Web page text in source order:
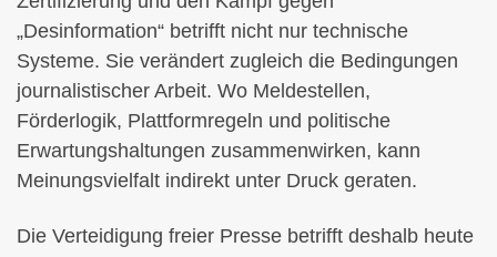
„Desinformation“ betrifft nicht nur technische
Systeme. Sie verändert zugleich die Bedingungen
journalistischer Arbeit. Wo Meldestellen,
Förderlogik, Plattformregeln und politische
Erwartungshaltungen zusammenwirken, kann
Meinungsvielfalt indirekt unter Druck geraten.
Die Verteidigung freier Presse betrifft deshalb heute